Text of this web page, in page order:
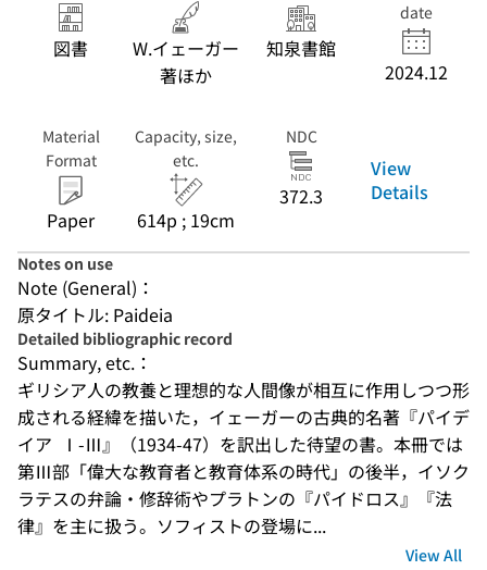
図書
W.イェーガー
著ほか
知泉書館
date
2024.12
Material
Format
Paper
Capacity, size,
etc.
614p ; 19cm
NDC
372.3
View
Details
Notes on use
Note (General)：
原タイトル: Paideia
Detailed bibliographic record
Summary, etc.：
ギリシア人の教養と理想的な人間像が相互に作用しつつ形
成される経緯を描いた，イェーガーの古典的名著『パイデ
イア Ⅰ-Ⅲ』（1934-47）を訳出した待望の書。本冊では
第Ⅲ部「偉大な教育者と教育体系の時代」の後半，イソク
ラテスの弁論・修辞術やプラトンの『パイドロス』『法
律』を主に扱う。ソフィストの登場に...
View All